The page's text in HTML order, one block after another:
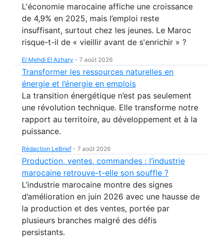
L'économie marocaine affiche une croissance
de 4,9% en 2025, mais l’emploi reste
insuffisant, surtout chez les jeunes. Le Maroc
risque-t-il de « vieillir avant de s'enrichir » ?
El Mehdi El Azhary - 7 août 2026
Transformer les ressources naturelles en
énergie et l’énergie en emplois
La transition énergétique n’est pas seulement
une révolution technique. Elle transforme notre
rapport au territoire, au développement et à la
puissance.
Rédaction LeBrief - 7 août 2026
Production, ventes, commandes : l’industrie
marocaine retrouve-t-elle son souffle ?
L’industrie marocaine montre des signes
d’amélioration en juin 2026 avec une hausse de
la production et des ventes, portée par
plusieurs branches malgré des défis
persistants.